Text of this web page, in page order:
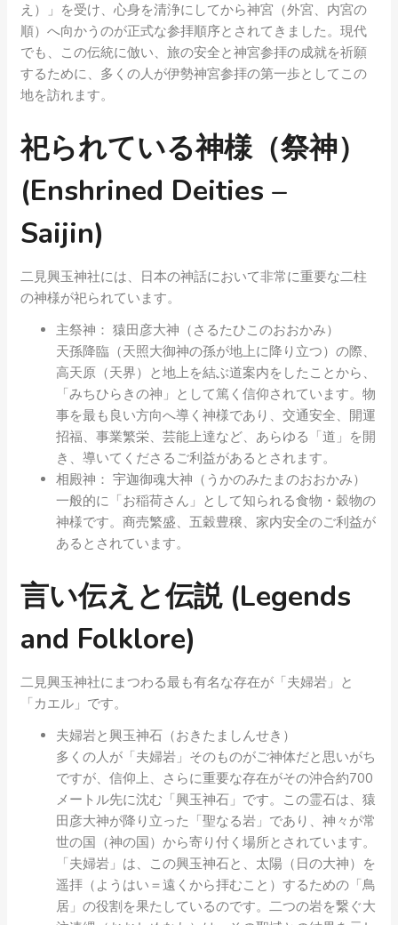
え）」を受け、心身を清浄にしてから神宮（外宮、内宮の
順）へ向かうのが正式な参拝順序とされてきました。現代
でも、この伝統に倣い、旅の安全と神宮参拝の成就を祈願
するために、多くの人が伊勢神宮参拝の第一歩としてこの
地を訪れます。
祀られている神様（祭神）
(Enshrined Deities –
Saijin)
二見興玉神社には、日本の神話において非常に重要な二柱
の神様が祀られています。
主祭神： 猿田彦大神（さるたひこのおおかみ）
天孫降臨（天照大御神の孫が地上に降り立つ）の際、
高天原（天界）と地上を結ぶ道案内をしたことから、
「みちひらきの神」として篤く信仰されています。物
事を最も良い方向へ導く神様であり、交通安全、開運
招福、事業繁栄、芸能上達など、あらゆる「道」を開
き、導いてくださるご利益があるとされます。
相殿神： 宇迦御魂大神（うかのみたまのおおかみ）
一般的に「お稲荷さん」として知られる食物・穀物の
神様です。商売繁盛、五穀豊穣、家内安全のご利益が
あるとされています。
言い伝えと伝説 (Legends
and Folklore)
二見興玉神社にまつわる最も有名な存在が「夫婦岩」と
「カエル」です。
夫婦岩と興玉神石（おきたましんせき）
多くの人が「夫婦岩」そのものがご神体だと思いがち
ですが、信仰上、さらに重要な存在がその沖合約700
メートル先に沈む「興玉神石」です。この霊石は、猿
田彦大神が降り立った「聖なる岩」であり、神々が常
世の国（神の国）から寄り付く場所とされています。
「夫婦岩」は、この興玉神石と、太陽（日の大神）を
遥拝（ようはい＝遠くから拝むこと）するための「鳥
居」の役割を果たしているのです。二つの岩を繋ぐ大